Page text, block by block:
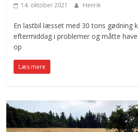
14. oktober 2021 Henrik
En lastbil læsset med 30 tons gødning
eftermiddag i problemer og måtte
op
Læs mere